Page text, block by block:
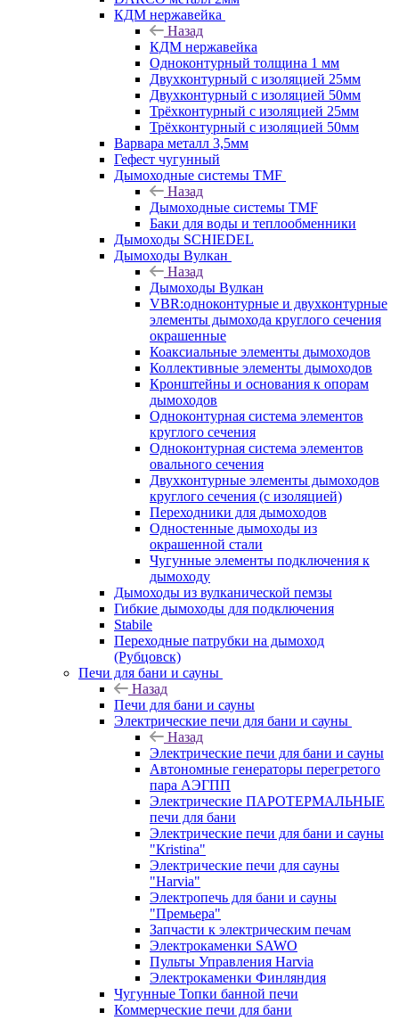
КДМ нержавейка
Назад
КДМ нержавейка
Одноконтурный толщина 1 мм
Двухконтурный с изоляцией 25мм
Двухконтурный с изоляцией 50мм
Трёхконтурный с изоляцией 25мм
Трёхконтурный с изоляцией 50мм
Варвара металл 3,5мм
Гефест чугунный
Дымоходные системы TMF
Назад
Дымоходные системы TMF
Баки для воды и теплообменники
Дымоходы SCHIEDEL
Дымоходы Вулкан
Назад
Дымоходы Вулкан
VBR:одноконтурные и двухконтурные
элементы дымохода круглого сечения
окрашенные
Коаксиальные элементы дымоходов
Коллективные элементы дымоходов
Кронштейны и основания к опорам
дымоходов
Одноконтурная система элементов
круглого сечения
Одноконтурная система элементов
овального сечения
Двухконтурные элементы дымоходов
круглого сечения (с изоляцией)
Переходники для дымоходов
Одностенные дымоходы из
окрашенной стали
Чугунные элементы подключения к
дымоходу
Дымоходы из вулканической пемзы
Гибкие дымоходы для подключения
Stabile
Переходные патрубки на дымоход
(Рубцовск)
Печи для бани и сауны
Назад
Печи для бани и сауны
Электрические печи для бани и сауны
Назад
Электрические печи для бани и сауны
Автономные генераторы перегретого
пара АЭГПП
Электрические ПАРОТЕРМАЛЬНЫЕ
печи для бани
Электрические печи для бани и сауны
"Кristina"
Электрические печи для сауны
"Harvia"
Электропечь для бани и сауны
"Премьера"
Запчасти к электрическим печам
Электрокаменки SAWO
Пульты Управления Harvia
Электрокаменки Финляндия
Чугунные Топки банной печи
Коммерческие печи для бани